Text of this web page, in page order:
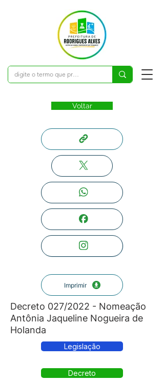
Voltar
Imprimir
Decreto 027/2022 - Nomeação
Antônia Jaqueline Nogueira de
Holanda
Legislação
Decreto